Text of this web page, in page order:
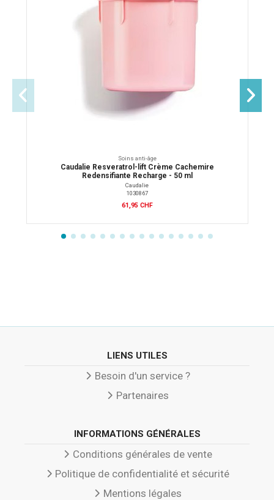
Soins anti-âge
Caudalie Resveratrol-lift Crème Cachemire
Redensifiante Recharge - 50 ml
Caudalie
1030867
61,95 CHF
LIENS UTILES
Besoin d'un service ?
Partenaires
INFORMATIONS GÉNÉRALES
Conditions générales de vente
Politique de confidentialité et sécurité
Mentions légales